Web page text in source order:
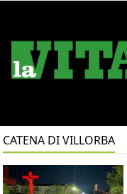
CATENA DI VILLORBA